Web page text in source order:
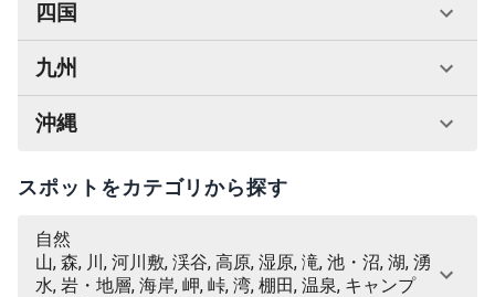
四国
九州
沖縄
スポットをカテゴリから探す
自然
山, 森, 川, 河川敷, 渓谷, 高原, 湿原, 滝, 池・沼, 湖, 湧
水, 岩・地層, 海岸, 岬, 峠, 湾, 棚田, 温泉, キャンプ